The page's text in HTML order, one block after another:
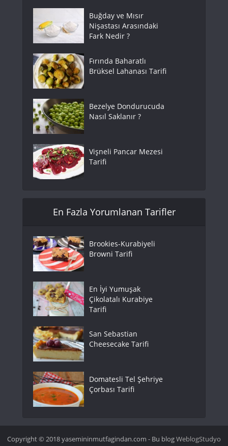
Buğday ve Mısır
Nişastası Arasındaki
Fark Nedir ?
Fırında Baharatlı
Brüksel Lahanası Tarifi
Bezelye Dondurucuda
Nasıl Saklanır ?
Vişneli Pancar Mezesi
Tarifi
En Fazla Yorumlanan Tarifler
Brookies-Kurabiyeli
Browni Tarifi
En İyi Yumuşak
Çikolatalı Kurabiye
Tarifi
San Sebastian
Cheesecake Tarifi
Domatesli Tel Şehriye
Çorbası Tarifi
Copyright © 2018 yasemininmutfagindan.com - Bu blogWeblogStudyo